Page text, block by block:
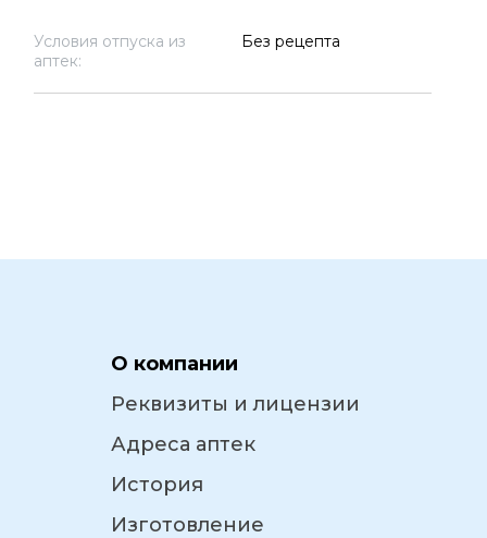
Условия отпуска из
аптек:
Без рецепта
О компании
Реквизиты и лицензии
Адреса аптек
История
Изготовление